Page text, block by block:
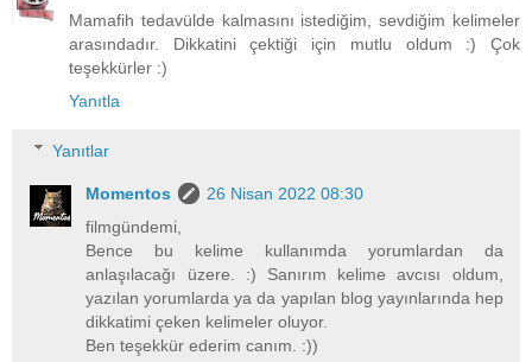
Mamafih tedavülde kalmasını istediğim, sevdiğim kelimeler
arasındadır. Dikkatini çektiği için mutlu oldum :) Çok
teşekkürler :)
Yanıtla
Yanıtlar
Momentos
26 Nisan 2022 08:30
filmgündemi,
Bence bu kelime kullanımda yorumlardan da
anlaşılacağı üzere. :) Sanırım kelime avcısı oldum,
yazılan yorumlarda ya da yapılan blog yayınlarında hep
dikkatimi çeken kelimeler oluyor.
Ben teşekkür ederim canım. :))